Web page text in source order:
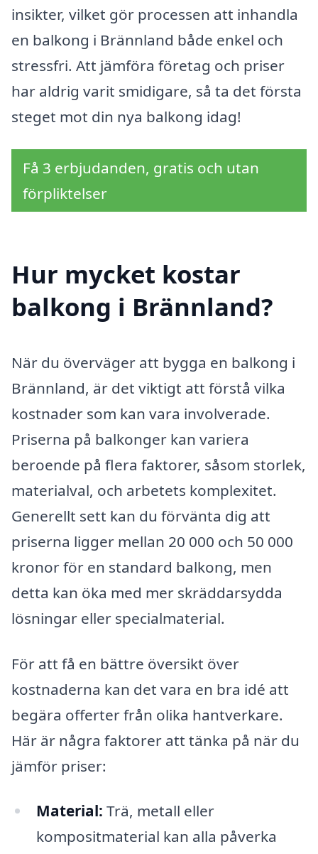
insikter, vilket gör processen att inhandla
en balkong i Brännland både enkel och
stressfri. Att jämföra företag och priser
har aldrig varit smidigare, så ta det första
steget mot din nya balkong idag!
Få 3 erbjudanden, gratis och utan
förpliktelser
Hur mycket kostar
balkong i Brännland?
När du överväger att bygga en balkong i
Brännland, är det viktigt att förstå vilka
kostnader som kan vara involverade.
Priserna på balkonger kan variera
beroende på flera faktorer, såsom storlek,
materialval, och arbetets komplexitet.
Generellt sett kan du förvänta dig att
priserna ligger mellan 20 000 och 50 000
kronor för en standard balkong, men
detta kan öka med mer skräddarsydda
lösningar eller specialmaterial.
För att få en bättre översikt över
kostnaderna kan det vara en bra idé att
begära offerter från olika hantverkare.
Här är några faktorer att tänka på när du
jämför priser:
Material: Trä, metall eller
kompositmaterial kan alla påverka